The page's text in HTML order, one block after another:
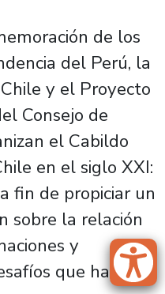
de los
del Perú, la
y el Proyecto
Consejo de
el Cabildo
en el siglo XXI:
fin de propiciar un
sobre la relación
y
que han